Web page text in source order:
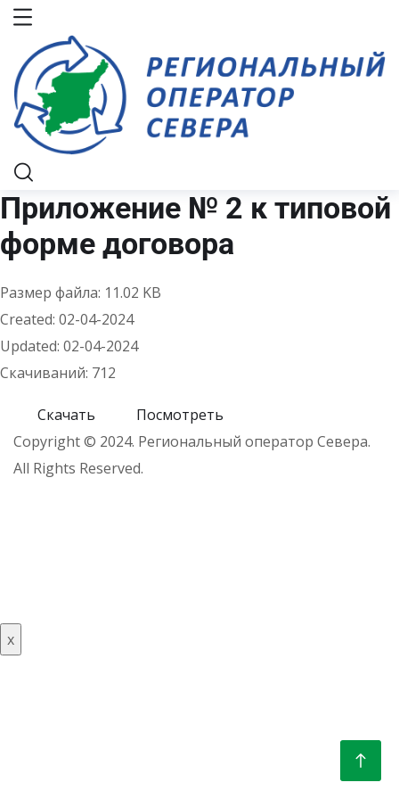
Приложение № 2 к типовой
форме договора
Размер файла: 11.02 KB
Created: 02-04-2024
Updated: 02-04-2024
Скачиваний: 712
Скачать
Посмотреть
Copyright © 2024. Региональный оператор Севера.
All Rights Reserved.
x